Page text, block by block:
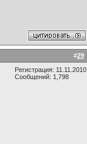
#29
Регистрация: 11.11.2010
Сообщений: 1,798